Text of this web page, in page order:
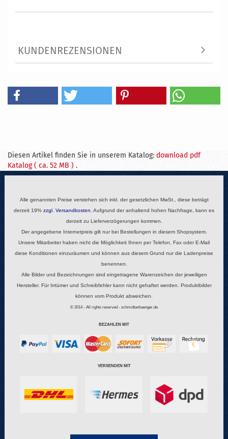
KUNDENREZENSIONEN
Diesen Artikel finden Sie in unserem Katalog: download pdf
Katalog ( ca. 52 MB ) .
Alle genannten Preise verstehen sich inkl. der gesetzlichen MwSt., diese beträgt
derzeit 19% zzgl. Versandkosten . Aufgrund der anhaltend hohen Nachfrage, kann es
derzeit zu Lieferverzögerungen kommen.
Der angegebene Internetpreis gilt nur bei Bestellungen in diesem Shopsystem.
Unsere Mitarbeiter haben nicht die Möglichkeit Ihnen per Telefon, Fax oder E-Mail
diese Konditionen einzuräumen und können aus diesem Grund nur die Ladenpreise
benennen.
Alle Bilder und Bezeichnungen sind eingetragene Warenzeichen der jeweiligen
Hersteller. Für Irrtümer und Schreibfehler kann nicht gehaftet werden. Produktbilder
können vom Produkt abweichen.
© 2014 - All rights reserved - schmidtanhaenger.de
BEZAHLEN MIT
VERSENDEN MIT